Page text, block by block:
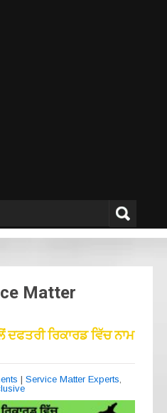
Matter
ਰਿਕਾਰਡ ਵਿੱਚ ਨਾਮ
| Service Matter Experts,